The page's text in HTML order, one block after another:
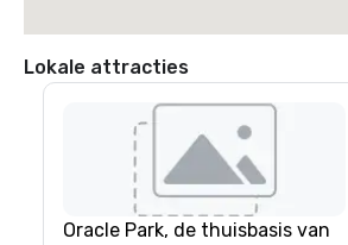
Lokale attracties
Oracle Park, de thuisbasis van